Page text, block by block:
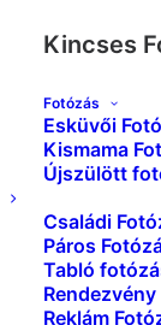
Kincses
Fotózás
Esküvői
Kismama
Újszülött
Családi
Páros
Tabló
Reklám
Kezdőlap